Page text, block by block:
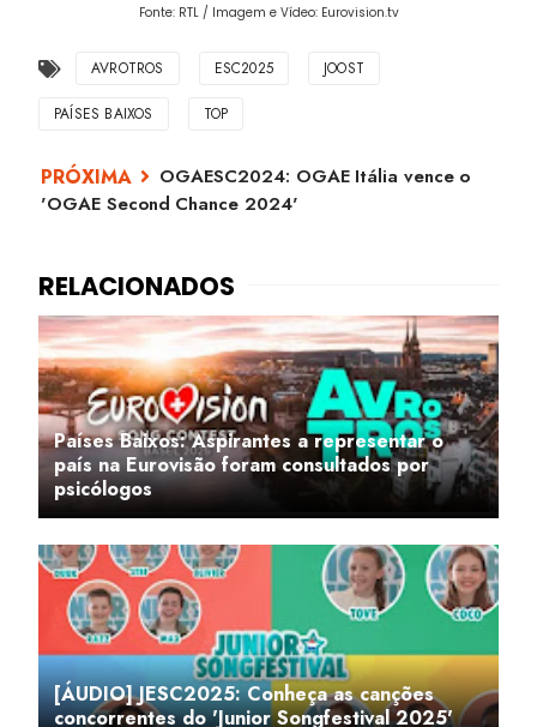
Fonte: RTL / Imagem e Vídeo: Eurovision.tv
AVROTROS ESC2025 JOOST
PAÍSES BAIXOS TOP
OGAESC2024: OGAE Itália vence o
'OGAE Second Chance 2024'
Países Baixos: Aspirantes a representar o
país na Eurovisão foram consultados por
psicólogos
[ÁUDIO] JESC2025: Conheça as canções
concorrentes do 'Junior Songfestival 2025'